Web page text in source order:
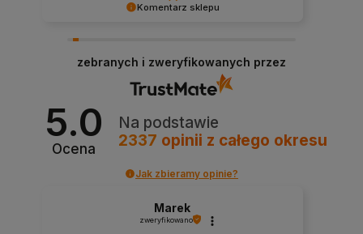
Komentarz sklepu
Doceniamy czas i wysiłek włożony w podzielenie
się z nami Twoimi doświadczeniami. Do
zebranych i zweryfikowanych przez
5.0
Ocena
Na podstawie
2337 opinii z całego okresu
Jak zbieramy opinie?
Marek
zweryfikowano